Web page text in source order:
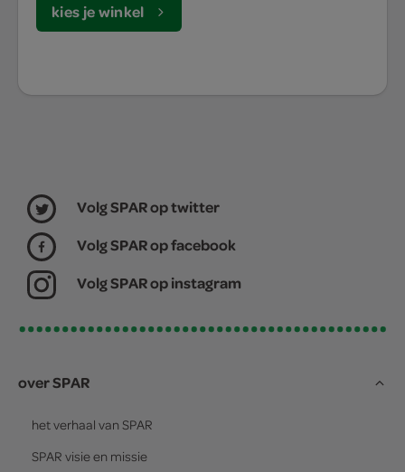
kies je winkel
Volg SPAR op twitter
Volg SPAR op facebook
Volg SPAR op instagram
over SPAR
het verhaal van SPAR
SPAR visie en missie